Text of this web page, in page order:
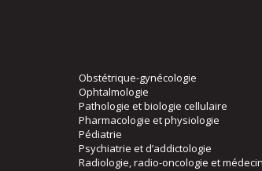
Obstétrique-gynécologie
Ophtalmologie
Pathologie et biologie cellulaire
Pharmacologie et physiologie
Pédiatrie
Psychiatrie et d’addictologie
Radiologie, radio-oncologie et